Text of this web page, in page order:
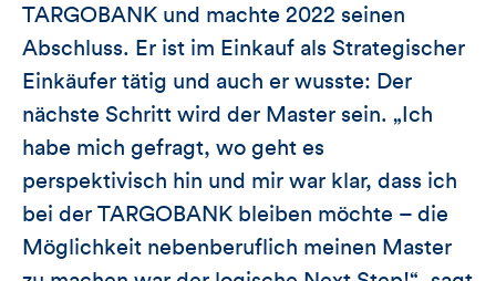
TARGOBANK und machte 2022 seinen
Abschluss. Er ist im Einkauf als Strategischer
Einkäufer tätig und auch er wusste: Der
nächste Schritt wird der Master sein. „Ich
habe mich gefragt, wo geht es
perspektivisch hin und mir war klar, dass ich
bei der TARGOBANK bleiben möchte – die
Möglichkeit nebenberuflich meinen Master